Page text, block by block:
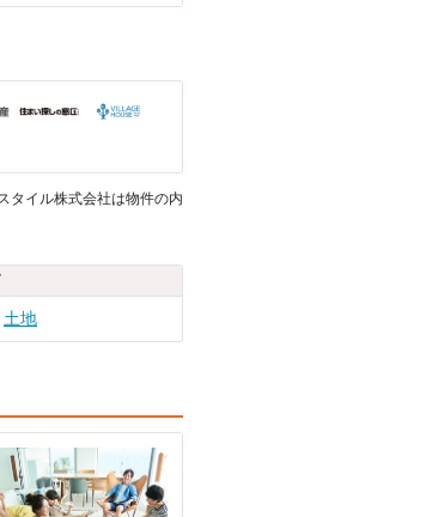
タイル株式会社は物件の内
土地